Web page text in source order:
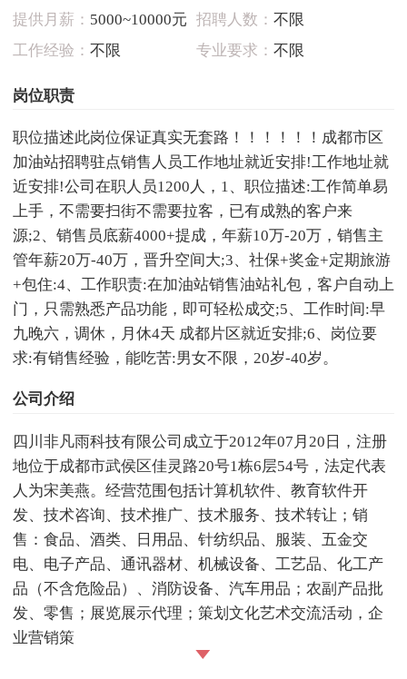
提供月薪： 5000~10000元 招聘人数： 不限
工作经验： 不限 专业要求： 不限
岗位职责
职位描述此岗位保证真实无套路！！！！！！成都市区
加油站招聘驻点销售人员工作地址就近安排!工作地址就
近安排!公司在职人员1200人，1、职位描述:工作简单易
上手，不需要扫街不需要拉客，已有成熟的客户来
源;2、销售员底薪4000+提成，年薪10万-20万，销售主
管年薪20万-40万，晋升空间大;3、社保+奖金+定期旅游
+包住:4、工作职责:在加油站销售油站礼包，客户自动上
门，只需熟悉产品功能，即可轻松成交;5、工作时间:早
九晚六，调休，月休4天 成都片区就近安排;6、岗位要
求:有销售经验，能吃苦:男女不限，20岁-40岁。
公司介绍
四川非凡雨科技有限公司成立于2012年07月20日，注册
地位于成都市武侯区佳灵路20号1栋6层54号，法定代表
人为宋美燕。经营范围包括计算机软件、教育软件开
发、技术咨询、技术推广、技术服务、技术转让；销
售：食品、酒类、日用品、针纺织品、服装、五金交
电、电子产品、通讯器材、机械设备、工艺品、化工产
品（不含危险品）、消防设备、汽车用品；农副产品批
发、零售；展览展示代理；策划文化艺术交流活动，企
业营销策